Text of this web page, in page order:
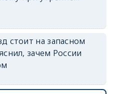
стоит на запасном
зачем России